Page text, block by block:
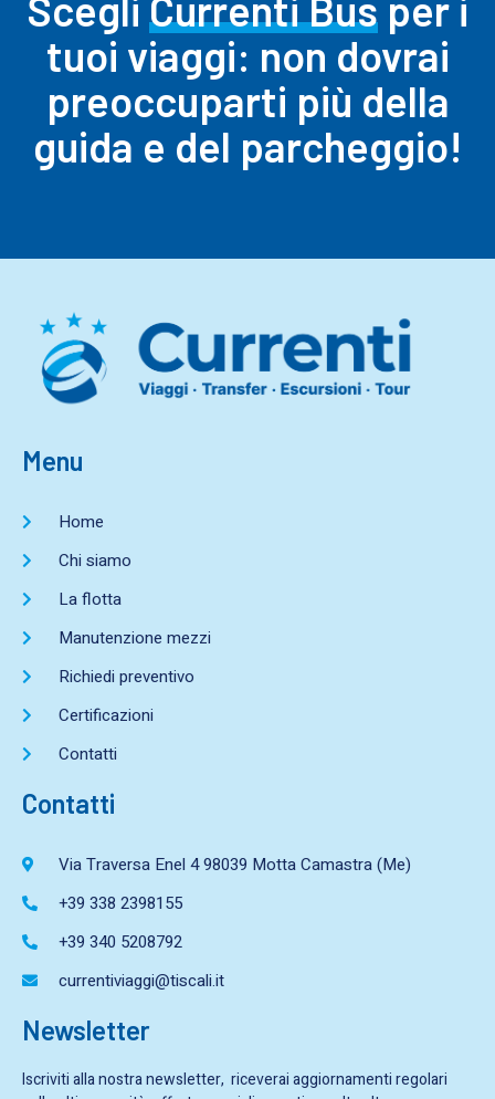
tuoi viaggi: non dovrai
preoccuparti più della
guida e del parcheggio!
Menu
Home
Chi siamo
La flotta
Manutenzione mezzi
Richiedi preventivo
Certificazioni
Contatti
Contatti
Via Traversa Enel 4 98039 Motta Camastra (Me)
+39 338 2398155
+39 340 5208792
currentiviaggi@tiscali.it
Newsletter
Iscriviti alla nostra newsletter, riceverai aggiornamenti regolari